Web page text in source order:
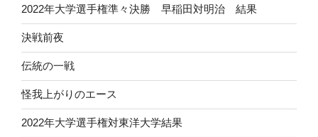
2022年大学選手権準々決勝 早稲田対明治 結果
決戦前夜
伝統の一戦
怪我上がりのエース
2022年大学選手権対東洋大学結果